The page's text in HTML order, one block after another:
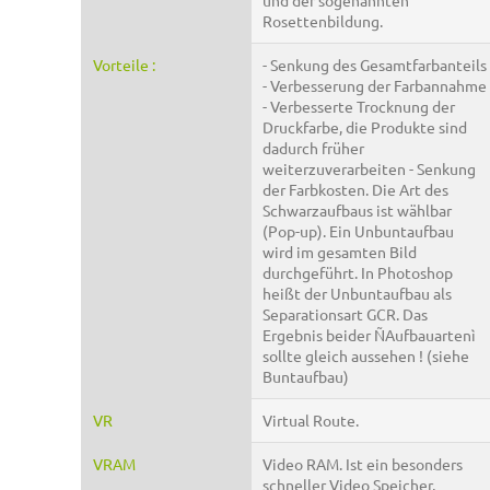
Rosettenbildung.
Vorteile :
- Senkung des Gesamtfarbanteils
- Verbesserung der Farbannahme
- Verbesserte Trocknung der
Druckfarbe, die Produkte sind
dadurch früher
weiterzuverarbeiten - Senkung
der Farbkosten. Die Art des
Schwarzaufbaus ist wählbar
(Pop-up). Ein Unbuntaufbau
wird im gesamten Bild
durchgeführt. In Photoshop
heißt der Unbuntaufbau als
Separationsart GCR. Das
Ergebnis beider ÑAufbauartenì
sollte gleich aussehen ! (siehe
Buntaufbau)
VR Virtual Route.
VRAM
Video RAM. Ist ein besonders
schneller Video Speicher,